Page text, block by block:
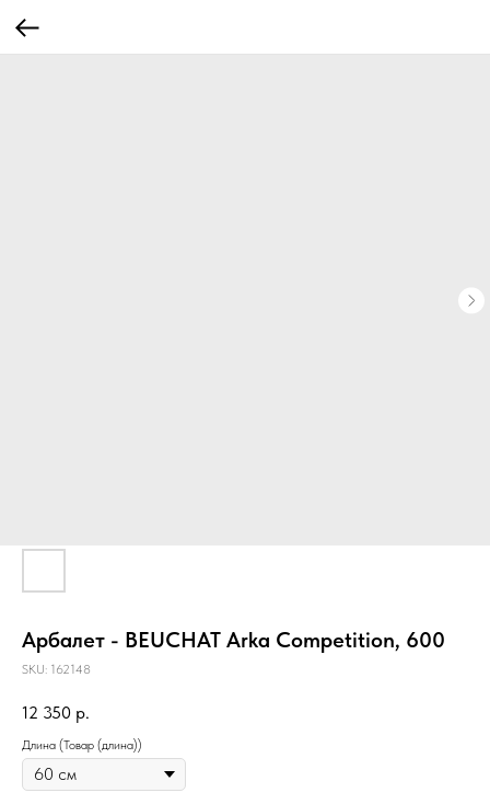
Арбалет - BEUCHAT Arka Competition, 600
SKU: 162148
12 350 р.
Длина (Товар (длина))